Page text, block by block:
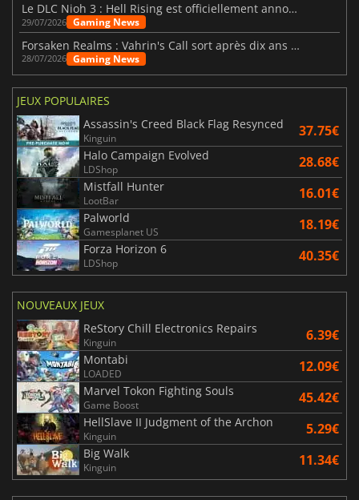
Le DLC Nioh 3 : Hell Rising est officiellement annoncé
29/07/2026 Gaming News
Forsaken Realms : Vahrin's Call sort après dix ans de développement
28/07/2026 Gaming News
JEUX POPULAIRES
Assassin's Creed Black Flag Resynced
Kinguin 37.75€
Halo Campaign Evolved
LDShop 28.68€
Mistfall Hunter
LootBar 16.01€
Palworld
Gamesplanet US 18.19€
Forza Horizon 6
LDShop 40.35€
NOUVEAUX JEUX
ReStory Chill Electronics Repairs
Kinguin 6.39€
Montabi
LOADED 12.09€
Marvel Tokon Fighting Souls
Game Boost 45.42€
HellSlave II Judgment of the Archon
Kinguin 5.29€
Big Walk
Kinguin 11.34€